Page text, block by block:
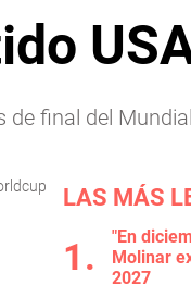
de final del
LAS MÁS
"En
Molinar
2027